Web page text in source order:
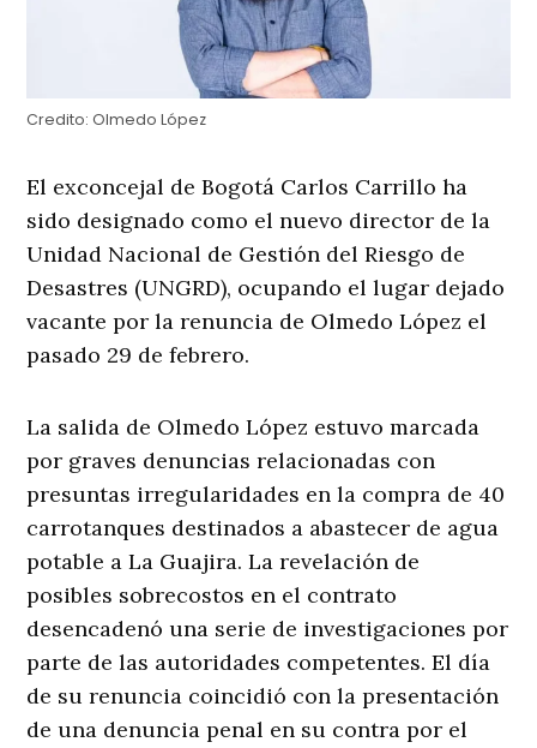
Credito: Olmedo López
El exconcejal de Bogotá Carlos Carrillo ha
sido designado como el nuevo director de la
Unidad Nacional de Gestión del Riesgo de
Desastres (UNGRD), ocupando el lugar dejado
vacante por la renuncia de Olmedo López el
pasado 29 de febrero.
La salida de Olmedo López estuvo marcada
por graves denuncias relacionadas con
presuntas irregularidades en la compra de 40
carrotanques destinados a abastecer de agua
potable a La Guajira. La revelación de
posibles sobrecostos en el contrato
desencadenó una serie de investigaciones por
parte de las autoridades competentes. El día
de su renuncia coincidió con la presentación
de una denuncia penal en su contra por el